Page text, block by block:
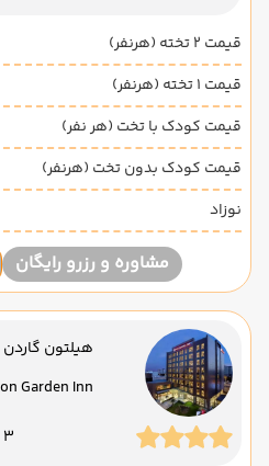
قیمت 2 تخته (هرنفر)
قیمت 1 تخته (هرنفر)
قیمت کودک با تخت (هر نفر)
قیمت کودک بدون تخت (هرنفر)
نوزاد
مشاوره و رزرو رایگان
هیلتون
Garden Inn
3 شب